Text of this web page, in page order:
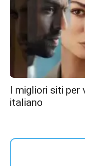
I migliori siti
italiano